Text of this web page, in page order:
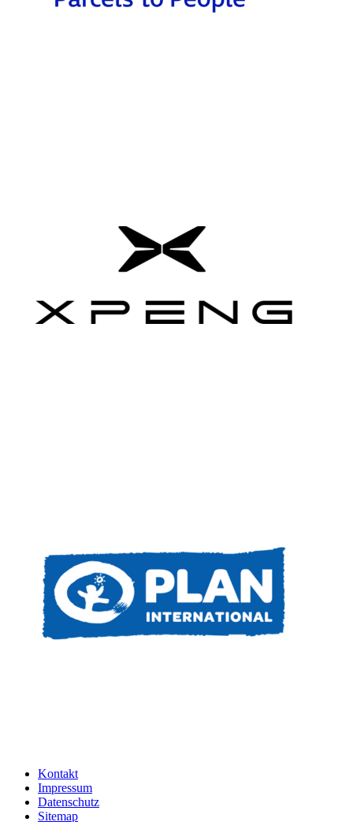
Kontakt
Impressum
Datenschutz
Sitemap